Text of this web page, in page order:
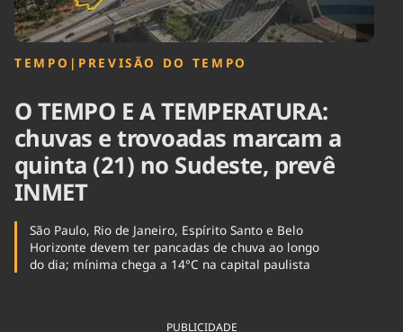
TEMPO | PREVISÃO DO TEMPO
O TEMPO E A TEMPERATURA:
chuvas e trovoadas marcam a
quinta (21) no Sudeste, prevê
INMET
São Paulo, Rio de Janeiro, Espírito Santo e Belo
Horizonte devem ter pancadas de chuva ao longo
do dia; mínima chega a 14°C na capital paulista
PUBLICIDADE